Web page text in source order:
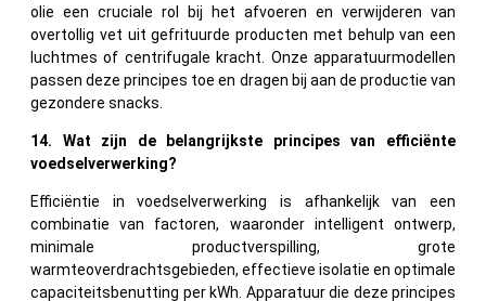
olie een cruciale rol bij het afvoeren en verwijderen van
overtollig vet uit gefrituurde producten met behulp van een
luchtmes of centrifugale kracht. Onze apparatuurmodellen
passen deze principes toe en dragen bij aan de productie van
gezondere snacks.
14. Wat zijn de belangrijkste principes van efficiënte
voedselverwerking?
Efficiëntie in voedselverwerking is afhankelijk van een
combinatie van factoren, waaronder intelligent ontwerp,
minimale productverspilling, grote
warmteoverdrachtsgebieden, effectieve isolatie en optimale
capaciteitsbenutting per kWh. Apparatuur die deze principes